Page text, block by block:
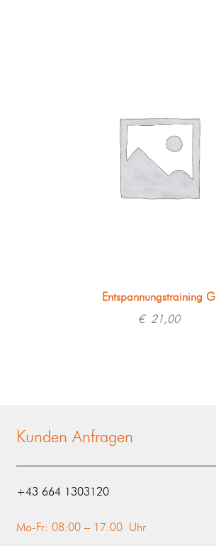
Entspannungstraining G
€21,00
Kunden Anfragen
‭+43 664 1303120‬
Mo-Fr: 08:00 – 17:00 Uhr